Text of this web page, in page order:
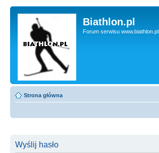
Biathlon.pl
Forum serwisu www.biathlon.pl
Strona główna
Wyślij hasło